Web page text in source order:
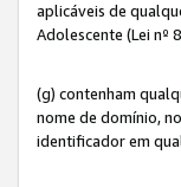
aplicáveis de
Adolescente (Lei nº
(g) contenham
nome de domínio,
identificador em